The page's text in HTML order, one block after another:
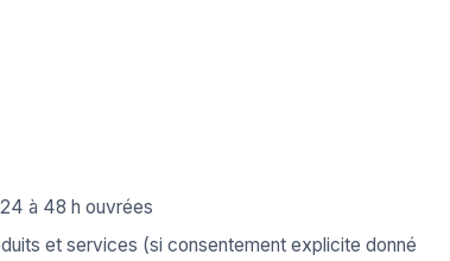
à 48 h ouvrées
et services (si consentement explicite donné